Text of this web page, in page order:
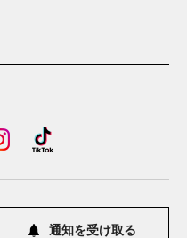
通知を受け取る